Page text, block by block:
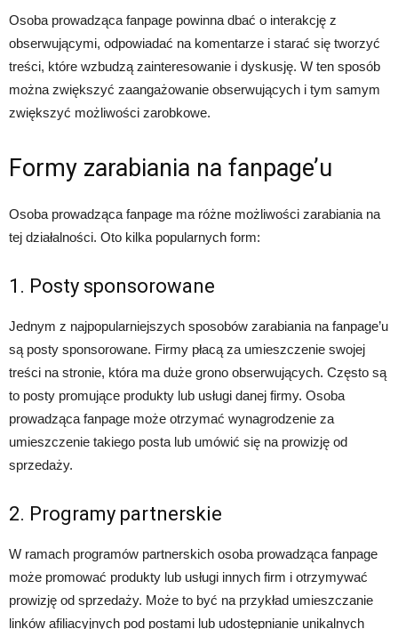
Osoba prowadząca fanpage powinna dbać o interakcję z
obserwującymi, odpowiadać na komentarze i starać się tworzyć
treści, które wzbudzą zainteresowanie i dyskusję. W ten sposób
można zwiększyć zaangażowanie obserwujących i tym samym
zwiększyć możliwości zarobkowe.
Formy zarabiania na fanpage’u
Osoba prowadząca fanpage ma różne możliwości zarabiania na
tej działalności. Oto kilka popularnych form:
1. Posty sponsorowane
Jednym z najpopularniejszych sposobów zarabiania na fanpage’u
są posty sponsorowane. Firmy płacą za umieszczenie swojej
treści na stronie, która ma duże grono obserwujących. Często są
to posty promujące produkty lub usługi danej firmy. Osoba
prowadząca fanpage może otrzymać wynagrodzenie za
umieszczenie takiego posta lub umówić się na prowizję od
sprzedaży.
2. Programy partnerskie
W ramach programów partnerskich osoba prowadząca fanpage
może promować produkty lub usługi innych firm i otrzymywać
prowizję od sprzedaży. Może to być na przykład umieszczanie
linków afiliacyjnych pod postami lub udostępnianie unikalnych